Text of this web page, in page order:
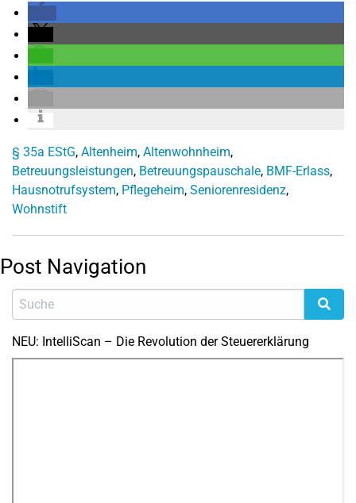
§ 35a EStG, Altenheim, Altenwohnheim,
Betreuungsleistungen, Betreuungspauschale, BMF-Erlass,
Hausnotrufsystem, Pflegeheim, Seniorenresidenz,
Wohnstift
Post Navigation
NEU: IntelliScan – Die Revolution der Steuererklärung